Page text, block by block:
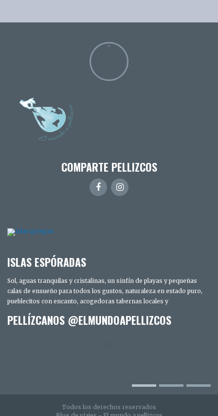
COMPARTE PELLIZCOS
ISLAS ESPÓRADAS
Sol, aguas tranquilas y cristalinas, un sinfín de playas y pequeñas
calas de ensueño para todos los gustos, naturaleza en estado puro,
pueblecitos con encanto, acogedoras tabernas locales y
MEJOR GUARDADOS DE LA CIUDAD
PELLÍZCANOS @ELMUNDOAPELLIZCOS
Todos los derechos reservados